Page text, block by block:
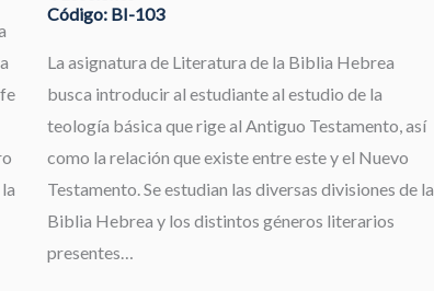
Código: BI-103
La asignatura de Literatura de la Biblia Hebrea
busca introducir al estudiante al estudio de la
teología básica que rige al Antiguo Testamento, así
como la relación que existe entre este y el Nuevo
Testamento. Se estudian las diversas divisiones de la
Biblia Hebrea y los distintos géneros literarios
presentes…